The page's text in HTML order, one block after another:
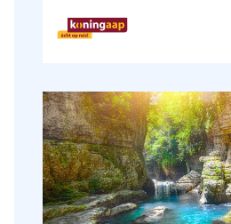
er gevarieerd én
met als climax de regio
fascinerend fenomeen:
100.000 inwoners 51
Ontdek zelf tijdens je
waarom je in dit
Kaukasus zoveel extra